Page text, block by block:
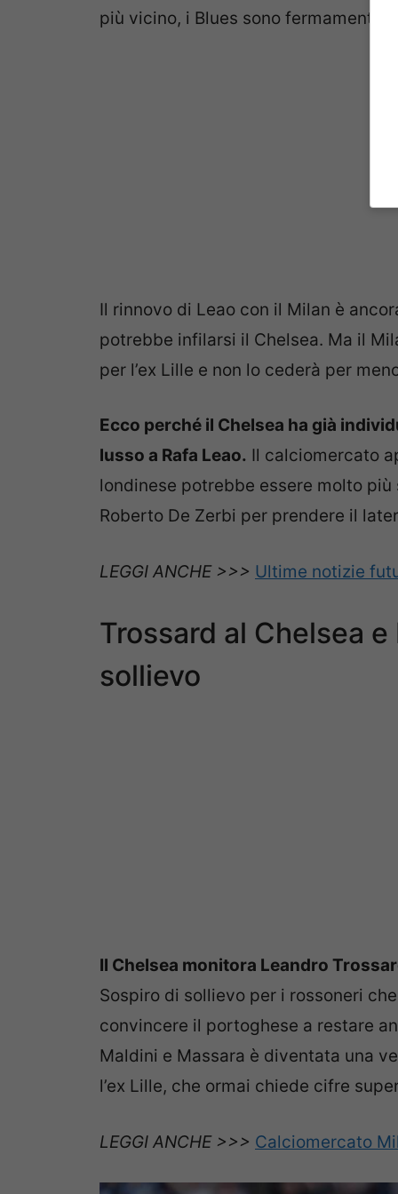
più vicino, i Blues sono fermamente
Il rinnovo di Leao con il Milan è
potrebbe infilarsi il Chelsea. Ma il
per l’ex Lille e non lo cederà per
Ecco perché il Chelsea ha già
lusso a Rafa Leao. Il calciomercato
londinese potrebbe essere molto
Roberto De Zerbi per prendere il
LEGGI ANCHE >>> Ultime notizie
Trossard al Chelsea
sollievo
Il Chelsea monitora Leandro
Sospiro di sollievo per i rossoneri
convincere il portoghese a restare
Maldini e Massara è diventata una
l’ex Lille, che ormai chiede cifre
LEGGI ANCHE >>> Calciomercato